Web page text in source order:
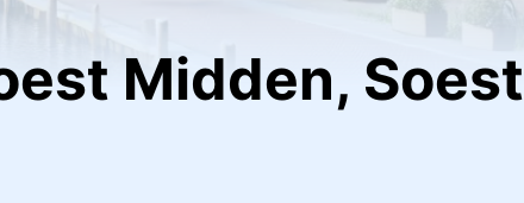
Midden, Soest